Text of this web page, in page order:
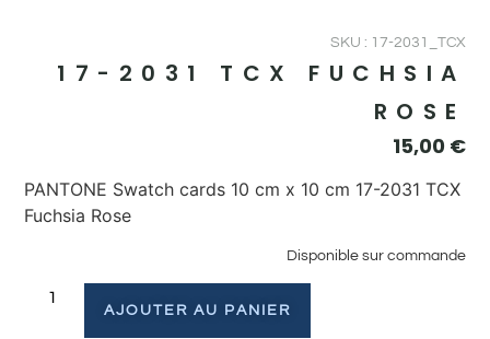
SKU : 17-2031_TCX
17-2031 TCX FUCHSIA
ROSE
15,00 €
PANTONE Swatch cards 10 cm x 10 cm 17-2031 TCX
Fuchsia Rose
Disponible sur commande
AJOUTER AU PANIER